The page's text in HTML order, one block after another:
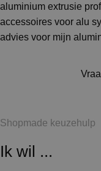
aluminium extrusie
accessoires voor alu
advies voor mijn
Shopmade keuzehulp
Ik wil ...